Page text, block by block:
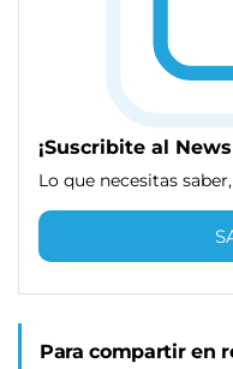
¡Suscribite al
Lo que necesitas
Para compartir en